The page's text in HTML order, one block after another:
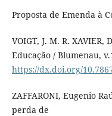
Proposta de Emenda à
VOIGT, J. M. R. XAVIER,
Educação / Blumenau,
https://dx.doi.org/
ZAFFARONI, Eugenio
perda de